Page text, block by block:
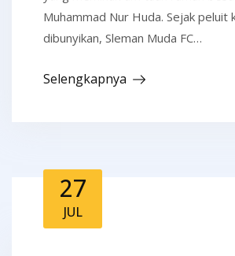
Muhammad Nur Huda. Sejak peluit
dibunyikan, Sleman Muda FC…
Selengkapnya
27
JUL